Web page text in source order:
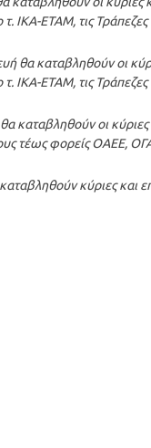
ΙΚΑ-ΕΤΑΜ, τις
θα καταβληθούν οι
ΙΚΑ-ΕΤΑΜ, τις
καταβληθούν οι
τέως φορείς ΟΑΕΕ,
κύριες